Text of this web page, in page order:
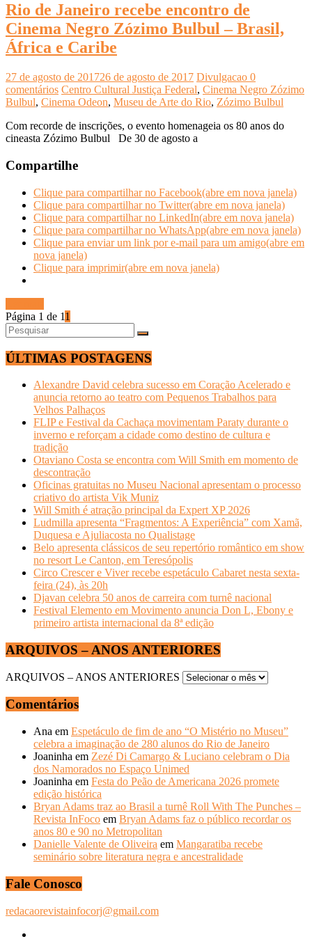
Rio de Janeiro recebe encontro de
Cinema Negro Zózimo Bulbul – Brasil,
África e Caribe
27 de agosto de 201726 de agosto de 2017 Divulgacao 0
comentários Centro Cultural Justiça Federal, Cinema Negro Zózimo
Bulbul, Cinema Odeon, Museu de Arte do Rio, Zózimo Bulbul
Com recorde de inscrições, o evento homenageia os 80 anos do
cineasta Zózimo Bulbul De 30 de agosto a
Compartilhe
Clique para compartilhar no Facebook(abre em nova janela)
Clique para compartilhar no Twitter(abre em nova janela)
Clique para compartilhar no LinkedIn(abre em nova janela)
Clique para compartilhar no WhatsApp(abre em nova janela)
Clique para enviar um link por e-mail para um amigo(abre em
nova janela)
Clique para imprimir(abre em nova janela)
Página 1 de 11
ÚLTIMAS POSTAGENS
Alexandre David celebra sucesso em Coração Acelerado e
anuncia retorno ao teatro com Pequenos Trabalhos para
Velhos Palhaços
FLIP e Festival da Cachaça movimentam Paraty durante o
inverno e reforçam a cidade como destino de cultura e
tradição
Otaviano Costa se encontra com Will Smith em momento de
descontração
Oficinas gratuitas no Museu Nacional apresentam o processo
criativo do artista Vik Muniz
Will Smith é atração principal da Expert XP 2026
Ludmilla apresenta “Fragmentos: A Experiência” com Xamã,
Duquesa e Ajuliacosta no Qualistage
Belo apresenta clássicos de seu repertório romântico em show
no resort Le Canton, em Teresópolis
Circo Crescer e Viver recebe espetáculo Cabaret nesta sexta-
feira (24), às 20h
Djavan celebra 50 anos de carreira com turnê nacional
Festival Elemento em Movimento anuncia Don L, Ebony e
primeiro artista internacional da 8ª edição
ARQUIVOS – ANOS ANTERIORES
ARQUIVOS – ANOS ANTERIORES
Comentários
Ana em Espetáculo de fim de ano “O Mistério no Museu”
celebra a imaginação de 280 alunos do Rio de Janeiro
Joaninha em Zezé Di Camargo & Luciano celebram o Dia
dos Namorados no Espaço Unimed
Joaninha em Festa do Peão de Americana 2026 promete
edição histórica
Bryan Adams traz ao Brasil a turnê Roll With The Punches –
Revista InFoco em Bryan Adams faz o público recordar os
anos 80 e 90 no Metropolitan
Danielle Valente de Oliveira em Mangaratiba recebe
seminário sobre literatura negra e ancestralidade
Fale Conosco
redacaorevistainfocorj@gmail.com